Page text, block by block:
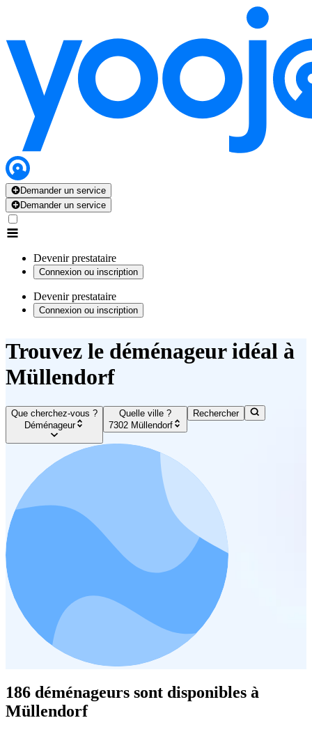
Demander un service
Demander un service
Devenir prestataire
Connexion ou inscription
Devenir prestataire
Connexion ou inscription
Trouvez le déménageur idéal à
Müllendorf
Que cherchez-vous ?
Déménageur
Quelle ville ?
7302 Müllendorf
Rechercher
186 déménageurs sont disponibles à
Müllendorf